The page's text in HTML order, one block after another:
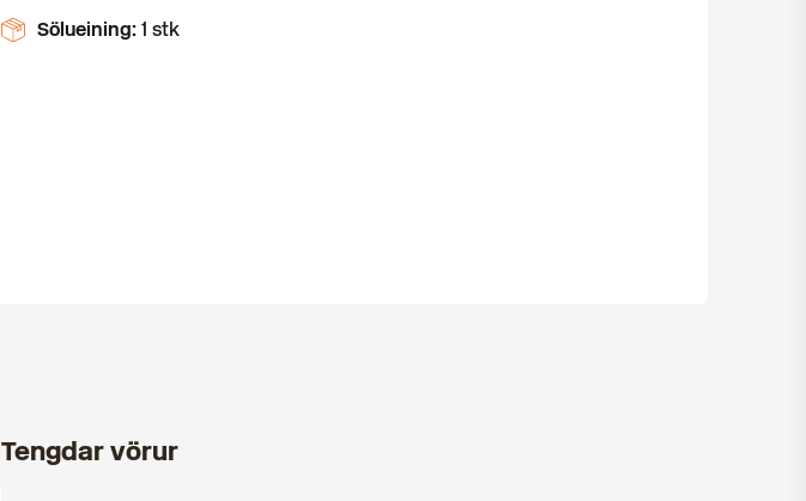
Sölueining: 1 stk
Tengdar vörur